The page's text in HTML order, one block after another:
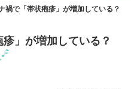
禍で「帯状疱疹」が増加している？
」が増加している？